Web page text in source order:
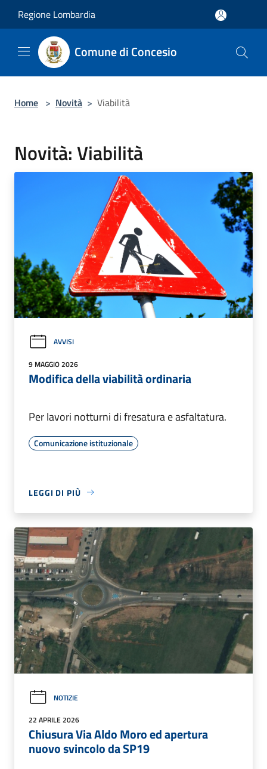
Regione Lombardia
Comune di Concesio
Home > Novità > Viabilità
Novità: Viabilità
AVVISI
9 MAGGIO 2026
Modifica della viabilità ordinaria
Per lavori notturni di fresatura e asfaltatura.
Comunicazione istituzionale
LEGGI DI PIÙ
NOTIZIE
22 APRILE 2026
Chiusura Via Aldo Moro ed apertura
nuovo svincolo da SP19